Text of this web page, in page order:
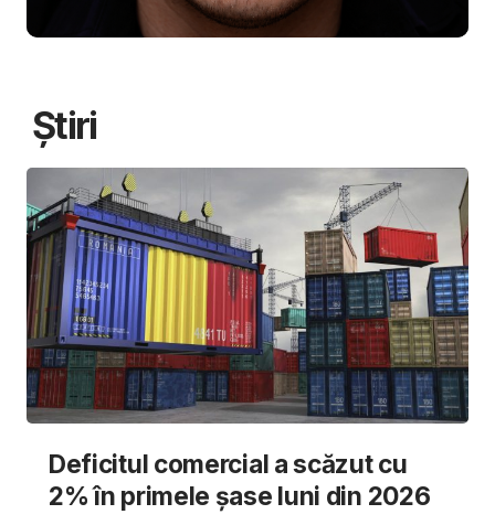
Știri
Deficitul comercial a scăzut cu
2% în primele șase luni din 2026